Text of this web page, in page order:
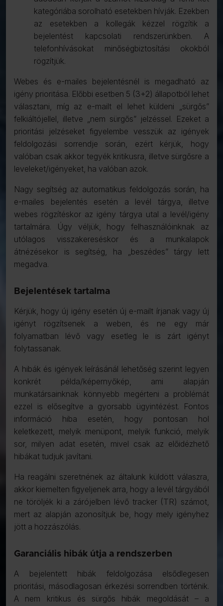
kategóriába sorolható esetekben hívják. Ezekben
az esetekben a kollegák kézzel rögzítik a
bejelentést kapcsolati rendszerünkben. A
telefonhívásokat minőségbiztosítási okokból
rögzítjük.
Webes és e-mailes bejelentésnél is megadható az
igény prioritása. Előbbi esetben 5 (3+2) állapotból lehet
választani, míg az e-mailt el lehet küldeni „sürgős”
felkiáltójellel, illetve „nem sürgős” jelzéssel. Ezeket a
prioritási jelzéseket figyelembe vesszük az igények
feldolgozási sorrendje során, ezért kérjük, hogy
valóban csak akkor tegyék kritikusra, illetve sürgősre a
leveleket/igényeket, ha valóban azok.
Nagy segítség az automatikus feldolgozás során, ha
e-mailes bejelentés esetén a levél tárgya, illetve
webes rögzítéskor az igény tárgya utal a levél/igény
tartalmára. Úgy véljük, hogy felhasználóinknak az
utólagos visszakereséskor és a munkalapok
átnézésekor is segítség, ha „beszédes” tárgy lett
megadva.
Bejelentések tartalma
Kérjük, hogy új igény esetén új e-mailt írjanak vagy új
igényt rögzítsenek a weben, és ne egy már
folyamatban lévő vagy esetleg le is zárt igényt
folytassanak.
A hibák és igények leírásánál lehetőség szerint legyen
konkrét példa/képernyőkép, ami alapján
munkatársainknak könnyebb megérteni a problémát
ezzel is elősegítve a gyorsabb ügyintézést. Fontos
információ hiba esetén, hogy pontosan hol
keletkezett, melyik menüpont, melyik funkció, melyik
sor, milyen adat esetén, mivel csak az előidézhető
hibákat tudjuk javítani.
Ha reagálni szeretnének az általunk küldött válaszra,
akkor kiemelten figyeljenek arra, hogy a levél tárgyából
ne töröljék ki a zárójelben lévő tracker (TR) számot,
mert az alapján azonosítjuk be, hogy mely igényhez
jött a hozzászólás.
Garanciális hibák útja a rendszerben
A bejelentett hibák feldolgozása elsődlegesen
prioritási, másodlagosan érkezési sorrendben történik.
A nem kritikus és sürgős hibák megoldását – a